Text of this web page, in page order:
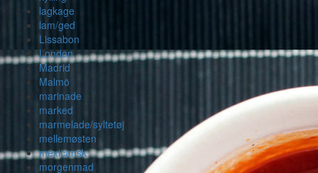
lagkage
lam/ged
Lissabon
London
Madrid
Malmö
marinade
marked
marmelade/syltetøj
mellemøsten
mexicansk
morgenmad